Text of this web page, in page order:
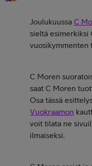
Joulukuussa C
sieltä esimerkiksi
vuosikymmenten
C Moren
saat C Moren
Osa tässä
Vuokraamon
voit tilata ne
ilmaiseksi.